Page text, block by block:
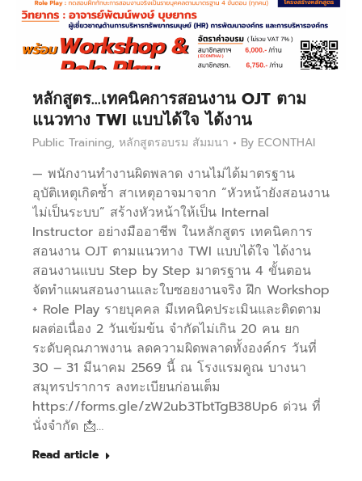
หลักสูตร…เทคนิคการสอนงาน OJT ตาม
แนวทาง TWI แบบได้ใจ ได้งาน
Public Training, หลักสูตรอบรม สัมมนา By ECONTHAI
— พนักงานทำงานผิดพลาด งานไม่ได้มาตรฐาน
อุบัติเหตุเกิดซ้ำ สาเหตุอาจมาจาก “หัวหน้ายังสอนงาน
ไม่เป็นระบบ” สร้างหัวหน้าให้เป็น Internal
Instructor อย่างมืออาชีพ ในหลักสูตร เทคนิคการ
สอนงาน OJT ตามแนวทาง TWI แบบได้ใจ ได้งาน
สอนงานแบบ Step by Step มาตรฐาน 4 ขั้นตอน
จัดทำแผนสอนงานและใบซอยงานจริง ฝึก Workshop
+ Role Play รายบุคคล มีเทคนิคประเมินและติดตาม
ผลต่อเนื่อง 2 วันเข้มข้น จำกัดไม่เกิน 20 คน ยก
ระดับคุณภาพงาน ลดความผิดพลาดทั้งองค์กร วันที่
30 – 31 มีนาคม 2569 นี้ ณ โรงแรมคูณ บางนา
สมุทรปราการ ลงทะเบียนก่อนเต็ม
https://forms.gle/zW2ub3TbtTgB38Up6 ด่วน ที่
นั่งจำกัด 📩…
Read article